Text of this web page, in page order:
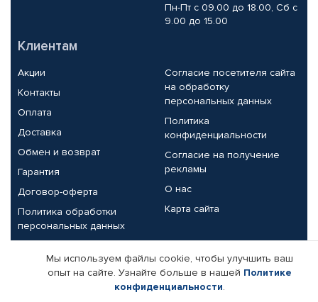
Пн-Пт с 09.00 до 18.00, Сб с
9.00 до 15.00
Клиентам
Акции
Контакты
Оплата
Доставка
Обмен и возврат
Гарантия
Договор-оферта
Политика обработки
персональных данных
Согласие посетителя сайта
на обработку
персональных данных
Политика
конфиденциальности
Согласие на получение
рекламы
О нас
Карта сайта
Партнерам
Корпоративным клиентам
Реквизиты компании
Мы используем файлы cookie, чтобы улучшить ваш
опыт на сайте. Узнайте больше в нашей Политике
конфиденциальности.